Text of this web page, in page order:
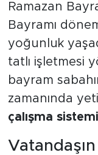
Ramazan
Bayramı
yoğunluk
tatlı işletmesi
bayram
zamanında
çalışma